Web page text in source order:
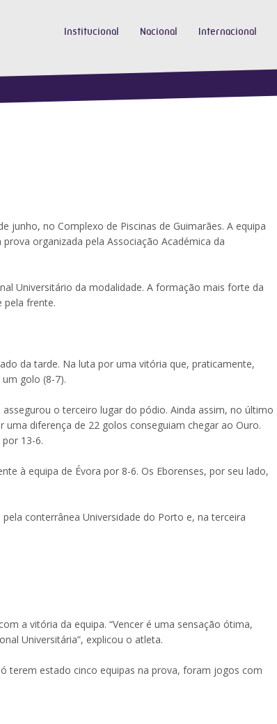
Institucional Nacional Internacional
junho, no Complexo de Piscinas de Guimarães. A equipa
organizada pela Associação Académica da
Universitário da modalidade. A formação mais forte da
pela frente.
da tarde. Na luta por uma vitória que, praticamente,
golo (8-7).
o terceiro lugar do pódio. Ainda assim, no último
diferença de 22 golos conseguiam chegar ao Ouro.
13-6.
à equipa de Évora por 8-6. Os Eborenses, por seu lado,
conterrânea Universidade do Porto e, na terceira
a vitória da equipa. “Vencer é uma sensação ótima,
Universitária”, explicou o atleta.
terem estado cinco equipas na prova, foram jogos com